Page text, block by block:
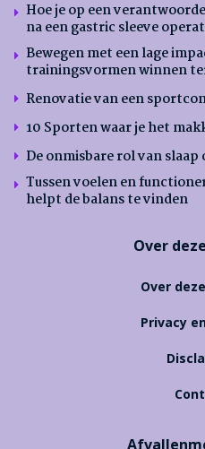
Hoe je op een
na een gastric sleeve
Bewegen met een lage
trainingsvormen winnen
Renovatie van een
10 Sporten waar je het
De onmisbare rol van
Tussen voelen en
helpt de balans te vinden
Over
Over
Privacy